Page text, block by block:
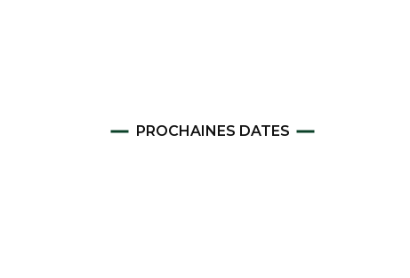
Staff 2021-2022
PROCHAINES DATES